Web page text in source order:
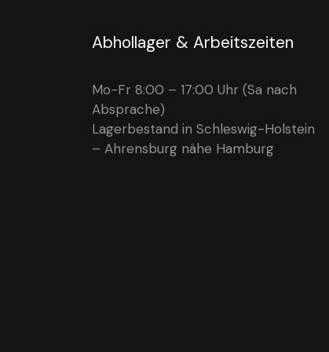
Abhollager & Arbeitszeiten
Mo-Fr 8:00 – 17:00 Uhr (Sa nach
Absprache)
Lagerbestand in Schleswig-Holstein
– Ahrensburg nähe Hamburg